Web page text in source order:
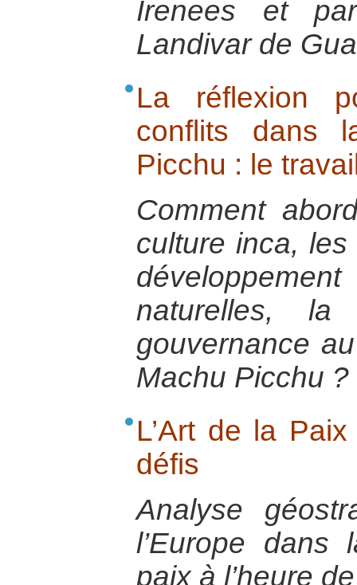
Irenees et
Landivar de
La réflexion
conflits dans
Picchu : le
Comment
culture inca,
naturelles, la
gouvernance
Machu Picchu ?
L’Art de la
défis
Analyse
l’Europe dans
paix à l’heure